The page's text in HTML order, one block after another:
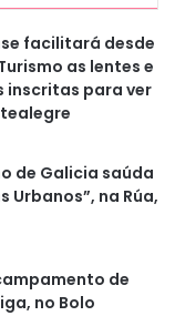
facilitará desde
as lentes e
inscritas para ver
de Galicia saúda
Urbanos”, na Rúa,
de
no Bolo